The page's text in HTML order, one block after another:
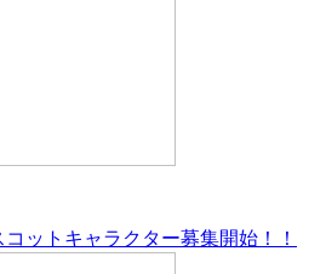
ットキャラクター募集開始！！